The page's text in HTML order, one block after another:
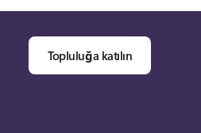
Topluluğa katılın